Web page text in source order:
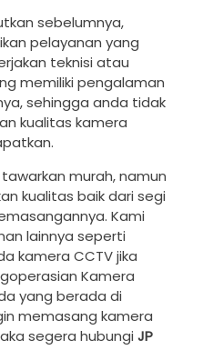
sebelumnya,
pelayanan yang
teknisi atau
memiliki pengalaman
sehingga anda tidak
kualitas kamera
murah, namun
kualitas baik dari segi
Kami
lainnya seperti
kamera CCTV jika
Kamera
yang berada di
memasang kamera
segera hubungi JP